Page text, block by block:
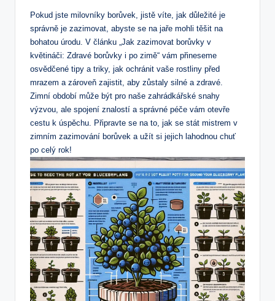
Pokud jste milovníky borůvek, jistě víte, jak důležité ​je
‌správně je zazimovat, ⁢abyste se na jaře mohli těšit na
bohatou úrodu. V článku „Jak zazimovat borůvky v
květináči: Zdravé borůvky i po zimě“ vám přineseme
osvědčené‍ tipy a triky, jak ochránit vaše rostliny před
mrazem a zároveň zajistit,⁤ aby⁤ zůstaly silné a zdravé.
Zimní období ‌může být pro naše zahrádkářské snahy
výzvou, ale​ spojení znalostí a správné péče vám ​otevře
cestu k úspěchu. Připravte se ‌na to, jak se stát mistrem v
⁤zimním zazimování borůvek a užít ⁣si jejich lahodnou chuť
po celý rok!